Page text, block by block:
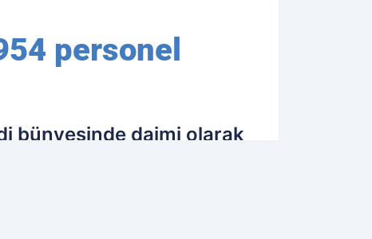
personel
bünyesinde daimi olarak